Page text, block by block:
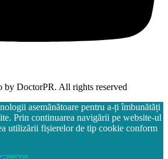
by DoctorPR. All rights reserved
asemănătoare pentru a-ți îmbunătăți
Prin continuarea navigării pe website-ul
utilizării fișierelor de tip cookie conform